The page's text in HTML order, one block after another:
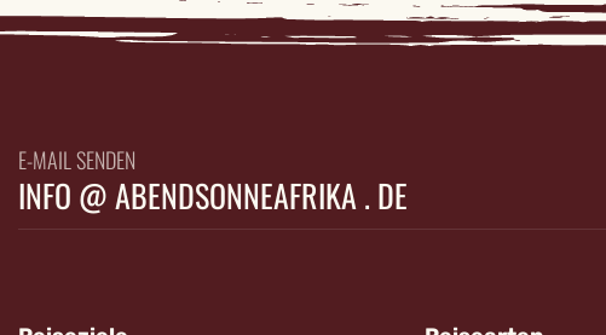
E-MAIL SENDEN
INFO @ ABENDSONNEAFRIKA . DE